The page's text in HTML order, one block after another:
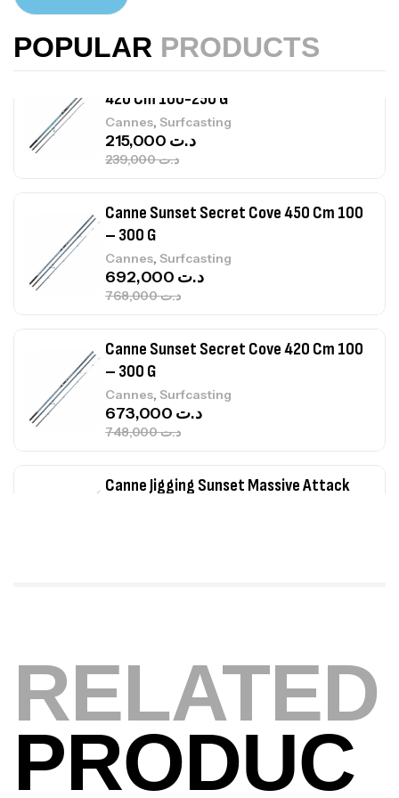
POPULAR PRODUCTS
Accastillage bateau
420 Cm 100-250 G
Cannes, Surfcasting
د.ت239,000
د.ت
Canne Sunset Secret Cove 450 Cm 100
– 300 G
Cannes, Surfcasting
د.ت768,000
د.ت
Canne Sunset Secret Cove 420 Cm 100
– 300 G
Cannes, Surfcasting
د.ت748,000
د.ت
Canne Jigging Sunset Massive Attack
Bagagerie Surfcasting
د.ت
د.ت
Volant 3 Branches Inox T26S/35
Accastillage bateau Accessoires bateaux
RELATED
PRODUC